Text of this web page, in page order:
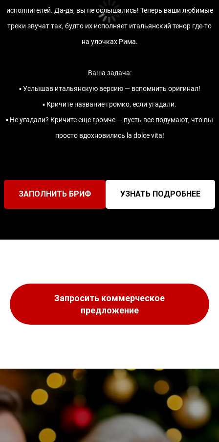
исполнителей. Да-да, вы не ослышались! Теперь ваши любимые
треки звучат так, будто их исполняет итальянский тенор где-то
на улочках Рима.
Ваша задача:
▪️ Услышав итальянскую версию — вспомнить оригинал!
▪️ Кричите название громко, если угадали.
▪️ Не угадали? Кричите еще громче — пусть все подумают, что вы
просто вдохновились la dolce vita!
ЗАПОЛНИТЬ БРИФ УЗНАТЬ ПОДРОБНЕЕ
Запросить коммерческое
предложение